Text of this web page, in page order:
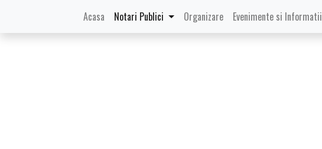
Acasa (current)
Notari Publici Organizare Evenimente si Informatii